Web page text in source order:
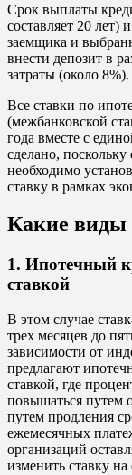
Срок выплаты
составляет 20 лет)
заемщика и
внести депозит в
затраты (около 8%).
Все ставки по
(межбанковской
года вместе с
сделано,
необходимо
ставку в рамках
Какие виды
1. Ипотечный
ставкой
В этом случае
трех месяцев до
зависимости от
предлагают
ставкой, где
повышаться путем
путем продления
ежемесячных
организаций
изменить ставку